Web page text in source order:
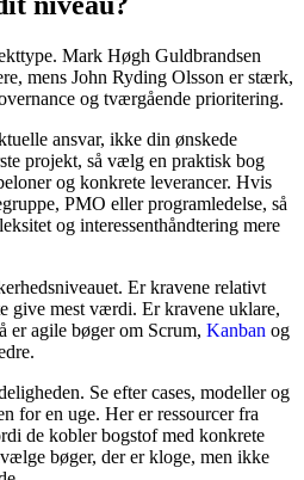
Mark Høgh Guldbrandsen
mens John Ryding Olsson er stærk,
og tværgående prioritering.
ansvar, ikke din ønskede
projekt, så vælg en praktisk bog
og konkrete leverancer. Hvis
PMO eller programledelse, så
og interessenthåndtering mere
Er kravene relativt
give mest værdi. Er kravene uklare,
er agile bøger om Scrum, Kanban og
Se efter cases, modeller og
for en uge. Her er ressourcer fra
de kobler bogstof med konkrete
bøger, der er kloge, men ikke